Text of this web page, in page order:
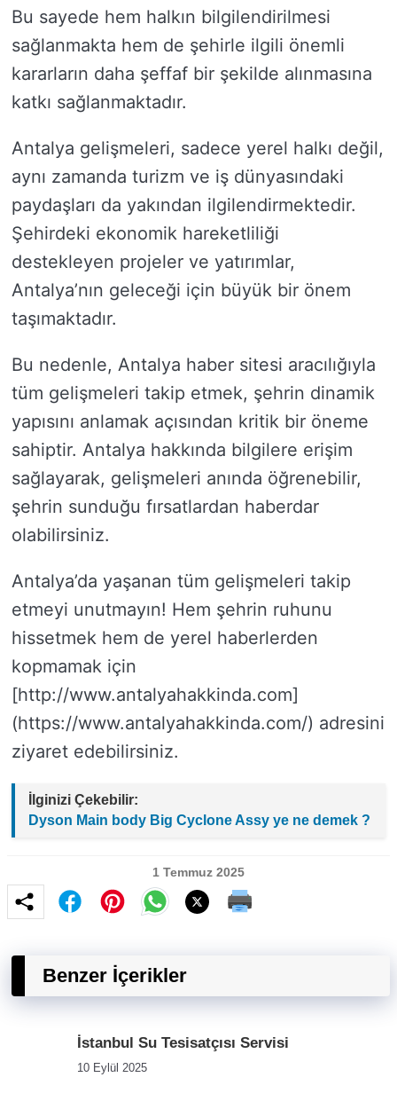
Bu sayede hem halkın bilgilendirilmesi
sağlanmakta hem de şehirle ilgili önemli
kararların daha şeffaf bir şekilde alınmasına
katkı sağlanmaktadır.
Antalya gelişmeleri, sadece yerel halkı değil,
aynı zamanda turizm ve iş dünyasındaki
paydaşları da yakından ilgilendirmektedir.
Şehirdeki ekonomik hareketliliği
destekleyen projeler ve yatırımlar,
Antalya’nın geleceği için büyük bir önem
taşımaktadır.
Bu nedenle, Antalya haber sitesi aracılığıyla
tüm gelişmeleri takip etmek, şehrin dinamik
yapısını anlamak açısından kritik bir öneme
sahiptir. Antalya hakkında bilgilere erişim
sağlayarak, gelişmeleri anında öğrenebilir,
şehrin sunduğu fırsatlardan haberdar
olabilirsiniz.
Antalya’da yaşanan tüm gelişmeleri takip
etmeyi unutmayın! Hem şehrin ruhunu
hissetmek hem de yerel haberlerden
kopmamak için
[http://www.antalyahakkinda.com]
(https://www.antalyahakkinda.com/) adresini
ziyaret edebilirsiniz.
İlginizi Çekebilir:
Dyson Main body Big Cyclone Assy ye ne demek ?
1 Temmuz 2025
Benzer İçerikler
İstanbul Su Tesisatçısı Servisi
10 Eylül 2025